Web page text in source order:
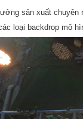
sản xuất chuyên
loại backdrop mô